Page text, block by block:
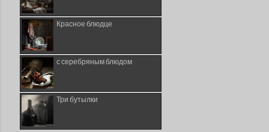
Красное блюдце
с серебряным блюдом
Три бутылки